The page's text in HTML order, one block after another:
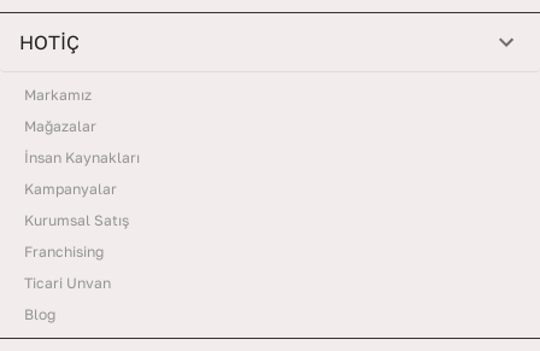
HOTİÇ
Markamız
Mağazalar
İnsan Kaynakları
Kampanyalar
Kurumsal Satış
Franchising
Ticari Unvan
Blog